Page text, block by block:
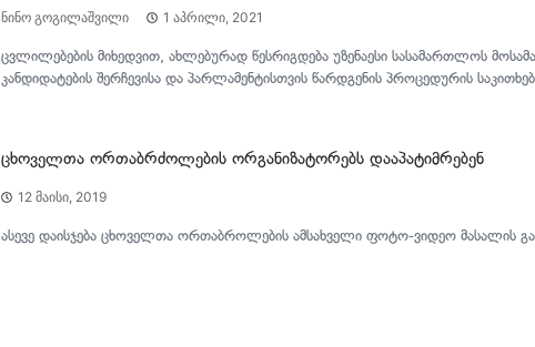
ნინო გოგილაშვილი 1 აპრილი, 2021
ცვლილებების მიხედვით, ახლებურად წესრიგდება უზენაესი სასამართლოს
კანდიდატების შერჩევისა და პარლამენტისთვის წარდგენის პროცედურის
ცხოველთა ორთაბრძოლების ორგანიზატორებს დააპატიმრებენ
12 მაისი, 2019
ასევე დაისჯება ცხოველთა ორთაბროლების ამსახველი ფოტო-ვიდეო მასალის